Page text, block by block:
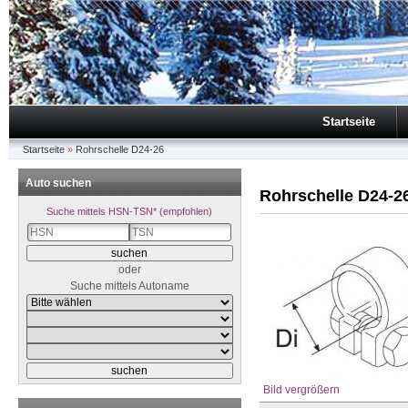
Startseite
Startseite » Rohrschelle D24-26
Rohrschelle D24-
Bild vergrößern
Auto suchen
Suche mittels HSN-TSN* (empfohlen)
oder
Suche mittels Autoname